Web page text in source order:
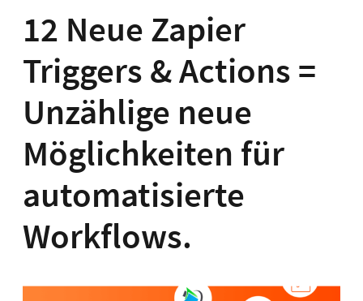
12 Neue Zapier
Triggers & Actions =
Unzählige neue
Möglichkeiten für
automatisierte
Workflows.